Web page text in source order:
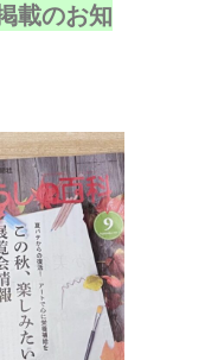
載のお知